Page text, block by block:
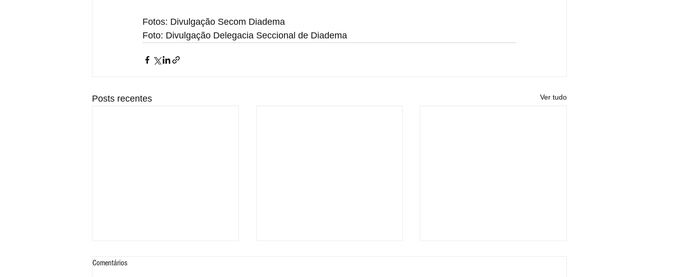
Fotos: Divulgação Secom Diadema
Foto: Divulgação Delegacia Seccional de Diadema
Posts recentes Ver tudo
Comentários